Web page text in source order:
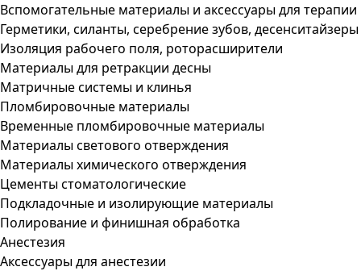
Вспомогательные материалы и аксессуары для терапии
Герметики, силанты, серебрение зубов, десенситайзеры
Изоляция рабочего поля, роторасширители
Материалы для ретракции десны
Матричные системы и клинья
Пломбировочные материалы
Временные пломбировочные материалы
Материалы светового отверждения
Материалы химического отверждения
Цементы стоматологические
Подкладочные и изолирующие материалы
Полирование и финишная обработка
Анестезия
Аксессуары для анестезии